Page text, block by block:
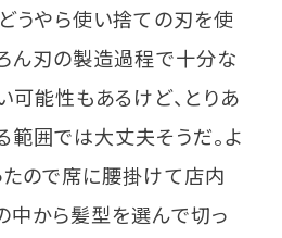
うやら使い捨ての刃を使
ん刃の製造過程で十分な
能性もあるけど、とりあ
範囲では大丈夫そうだ。よ
たので席に腰掛けて店内
中から髪型を選んで切っ